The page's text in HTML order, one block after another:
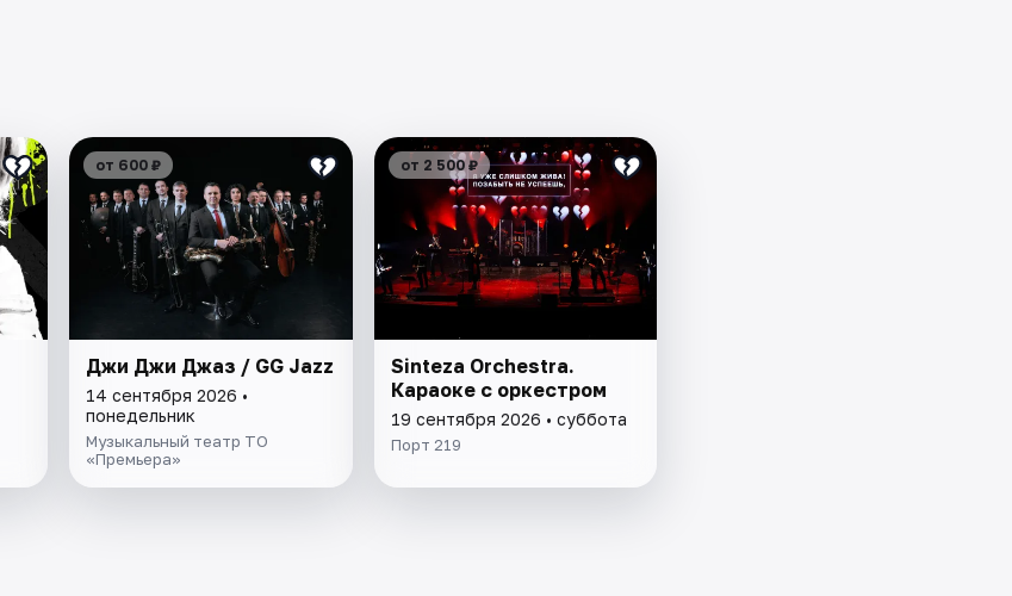
от 600 ₽
Джи Джи Джаз / GG Jazz
14 сентября 2026 •
понедельник
Музыкальный театр ТО
«Премьера»
от 2 500 ₽
Sinteza Orchestra.
Караоке с оркестром
19 сентября 2026 • суббота
Порт 219